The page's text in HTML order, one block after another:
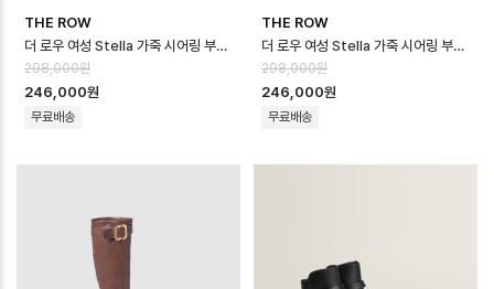
THE ROW
더 로우 여성 Stella 가죽 시어링 부츠 - The Row Womens Stella L…
298,000원
246,000원
무료배송
THE ROW
더 로우 여성 Stella 가죽 시어링 부츠 - The Row Womens Stella L…
298,000원
246,000원
무료배송